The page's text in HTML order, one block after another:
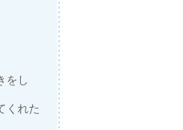
をし
くれた